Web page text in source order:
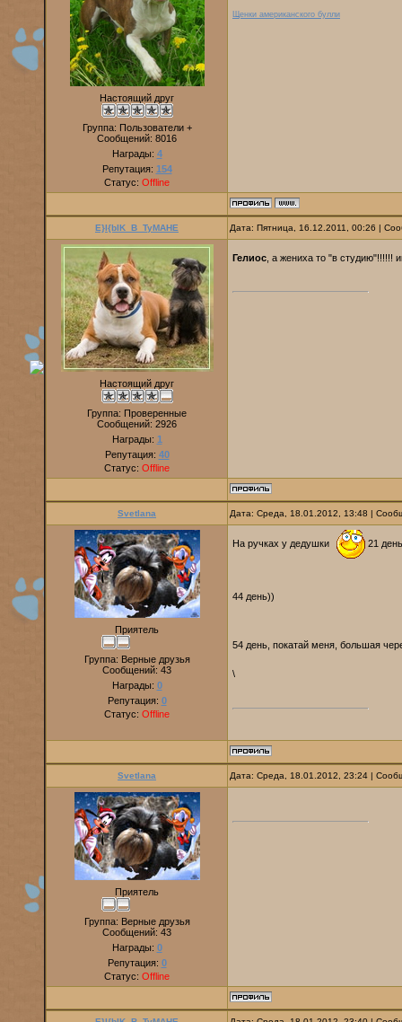
Настоящий друг
Группа: Пользователи +
Сообщений: 8016
Награды: 4
Репутация: 154
Статус: Offline
Щенки американского булли
E}I{bIK_B_TyMAHE Дата: Пятница, 16.12.2011, 00:26 |
Настоящий друг
Группа: Проверенные
Сообщений: 2926
Награды: 1
Репутация: 40
Статус: Offline
Гелиос , а жениха то "в
Svetlana Дата: Среда, 18.01.2012, 13:48 |
Приятель
Группа: Верные друзья
Сообщений: 43
Награды: 0
Репутация: 0
Статус: Offline
На ручках у дедушки 21 день
44 день))
54 день, покатай меня, большая
\
Svetlana Дата: Среда, 18.01.2012, 23:24 |
Приятель
Группа: Верные друзья
Сообщений: 43
Награды: 0
Репутация: 0
Статус: Offline